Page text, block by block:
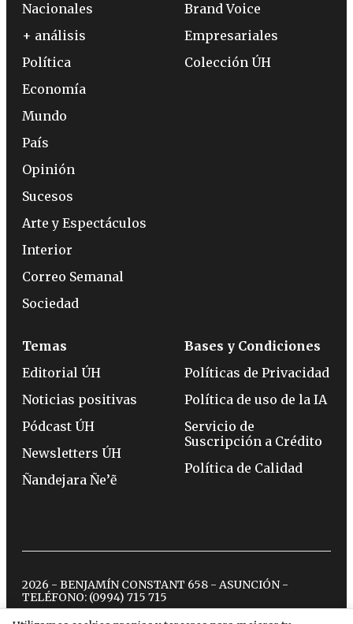
Nacionales
+ análisis
Política
Economía
Mundo
País
Opinión
Sucesos
Arte y Espectáculos
Interior
Correo Semanal
Sociedad
Brand Voice
Empresariales
Colección ÚH
Temas
Editorial ÚH
Noticias positivas
Pódcast ÚH
Newsletters ÚH
Ñandejara Ñe’ẽ
Bases y Condiciones
Políticas de Privacidad
Política de uso de la IA
Servicio de
Suscripción a Crédito
Política de Calidad
2026 - BENJAMÍN CONSTANT 658 - ASUNCIÓN -
TELÉFONO: (0994) 715 715